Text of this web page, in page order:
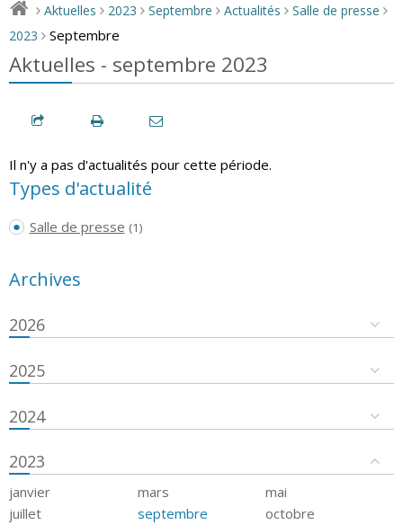
> Aktuelles > 2023 > Septembre > Actualités > Salle de presse >
2023 > Septembre
Aktuelles - septembre 2023
Il n'y a pas d'actualités pour cette période.
Types d'actualité
Salle de presse (1)
Archives
2026
2025
2024
2023
janvier mars
mai
juillet
septembre
octobre